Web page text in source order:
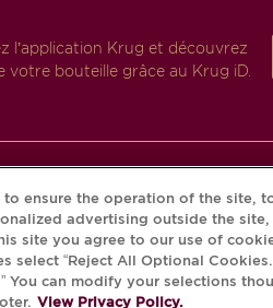
l’application Krug et découvrez
votre bouteille grâce au Krug iD.
D'ALCOOL EST
ensure the operation of the site,
advertising outside the
site you agree to our use of
select “Reject All Optional
You can modify your selections
View Privacy Policy.